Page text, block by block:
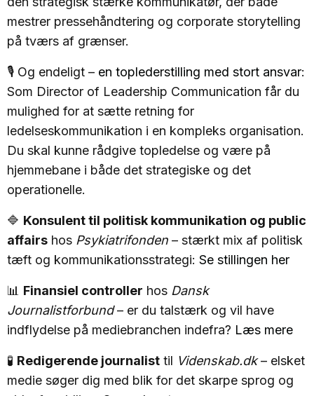
mestrer pressehåndtering og corporate storytelling
på tværs af grænser.
🎙️ Og endeligt – en toplederstilling med stort ansvar:
Som Director of Leadership Communication får du
mulighed for at sætte retning for
ledelseskommunikation i en kompleks organisation.
Du skal kunne rådgive topledelse og være på
hjemmebane i både det strategiske og det
operationelle.
🔷 Konsulent til politisk kommunikation og public
affairs hos Psykiatrifonden – stærkt mix af politisk
tæft og kommunikationsstrategi: Se stillingen her
📊 Finansiel controller hos Dansk
Journalistforbund– er du talstærk og vil have
indflydelse på mediebranchen indefra? Læs mere
🧪 Redigerende journalist til Videnskab.dk– elsket
medie søger dig med blik for det skarpe sprog og